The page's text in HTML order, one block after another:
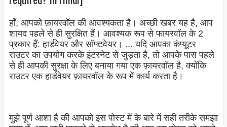
हाँ, आपको फ़ायरवॉल की आवश्यकता है। अच्छी खबर यह है, आप
शायद पहले से ही सुरक्षित हैं। आवश्यक रूप से फायरवॉल के 2
प्रकार हैं: हार्डवेयर और सॉफ्टवेयर। ... यदि आपका कंप्यूटर
राउटर का उपयोग करके इंटरनेट से जुड़ता है, तो आपके पास पहले
से ही आपकी सुरक्षा के लिए बनाया गया एक फ़ायरवॉल है, क्योंकि
राउटर एक हार्डवेयर फ़ायरवॉल के रूप में कार्य करता है।
मुझे पूर्ण आशा है की आपको इस पोस्ट में के बारे में सही तरीके समझा